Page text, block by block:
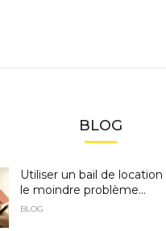
BLOG
Utiliser un bail de
le moindre problème...
BLOG